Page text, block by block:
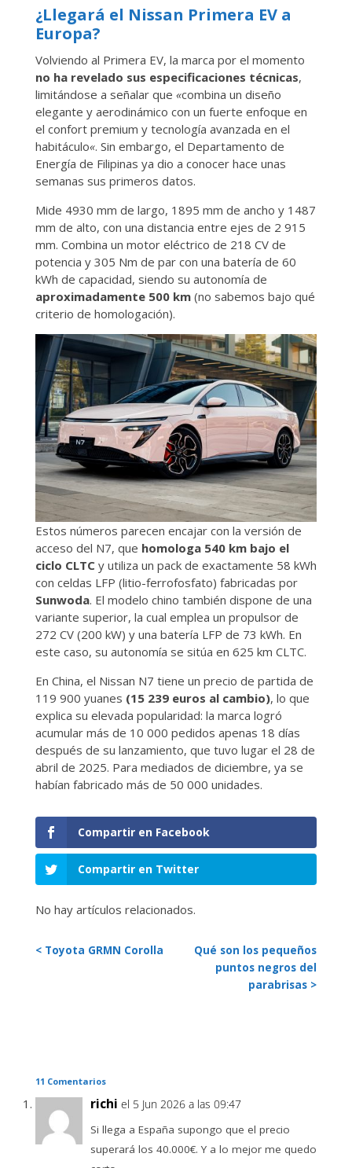
¿Llegará el Nissan Primera EV a
Europa?
Volviendo al Primera EV, la marca por el momento
no ha revelado sus especificaciones técnicas,
limitándose a señalar que «combina un diseño
elegante y aerodinámico con un fuerte enfoque en
el confort premium y tecnología avanzada en el
habitáculo«. Sin embargo, el Departamento de
Energía de Filipinas ya dio a conocer hace unas
semanas sus primeros datos.
Mide 4930 mm de largo, 1895 mm de ancho y 1487
mm de alto, con una distancia entre ejes de 2 915
mm. Combina un motor eléctrico de 218 CV de
potencia y 305 Nm de par con una batería de 60
kWh de capacidad, siendo su autonomía de
aproximadamente 500 km(no sabemos bajo qué
criterio de homologación).
Estos números parecen encajar con la versión de
acceso del N7, que homologa 540 km bajo el
ciclo CLTCy utiliza un pack de exactamente 58 kWh
con celdas LFP (litio-ferrofosfato) fabricadas por
Sunwoda. El modelo chino también dispone de una
variante superior, la cual emplea un propulsor de
272 CV (200 kW) y una batería LFP de 73 kWh. En
este caso, su autonomía se sitúa en 625 km CLTC.
En China, el Nissan N7 tiene un precio de partida de
119 900 yuanes (15 239 euros al cambio), lo que
explica su elevada popularidad: la marca logró
acumular más de 10 000 pedidos apenas 18 días
después de su lanzamiento, que tuvo lugar el 28 de
abril de 2025. Para mediados de diciembre, ya se
habían fabricado más de 50 000 unidades.
Compartir en Facebook
Compartir en Twitter
No hay artículos relacionados.
< Toyota GRMN Corolla
Qué son los pequeños
puntos negros del
parabrisas >
11 Comentarios
richi el 5 Jun 2026 a las 09:47
Si llega a España supongo que el precio
superará los 40.000€. Y a lo mejor me quedo